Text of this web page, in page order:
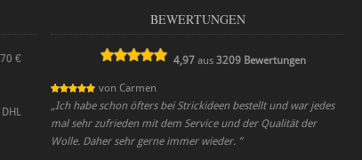
€
BEWERTUNGEN
4,97 aus3209 Bewertungen
von Carmen
„Ich habe schon öfters bei Strickideen bestellt und war jedes
mal sehr zufrieden mit dem Service und der Qualität der
Wolle. Daher sehr gerne immer wieder. ”